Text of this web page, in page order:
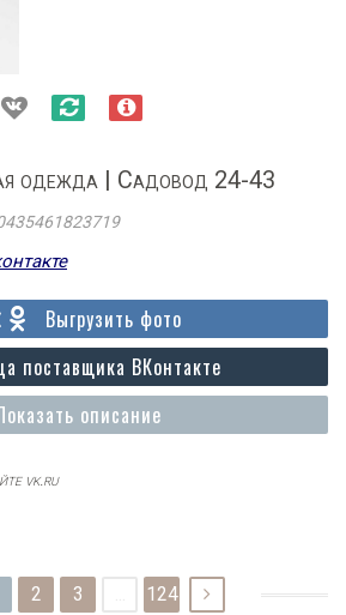
одежда | Садовод 24-43
описание
поставщика ВКонтакте
Выгрузить фото
vk.ru
2 3 124